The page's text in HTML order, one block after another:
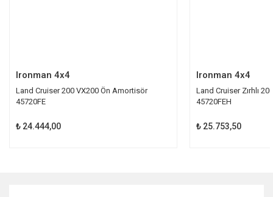
Ironman 4x4
Land Cruiser 200 VX200 Ön Amortisör
45720FE
₺ 24.444,00
Ironman 4x4
Land Cruiser Zırhlı
45720FEH
₺ 25.753,50